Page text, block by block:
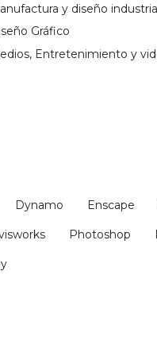
y diseño
Gráfico
Entretenimiento y
Dynamo Enscape
Photoshop